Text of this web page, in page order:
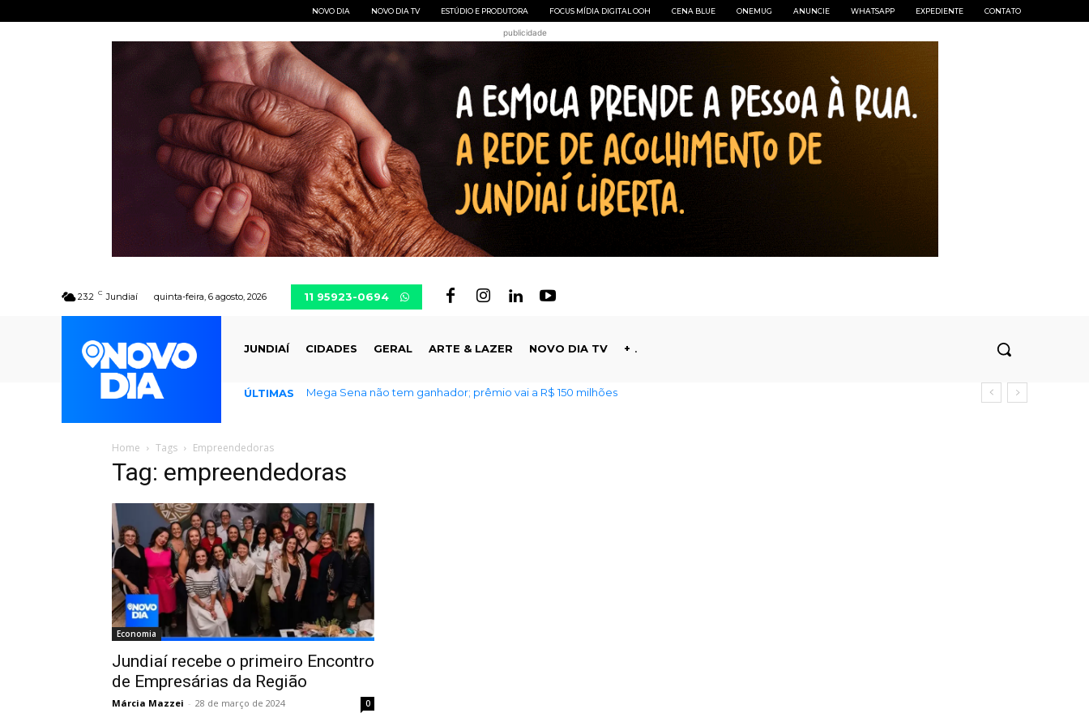
NOVO DIA NOVO DIA TV ESTÚDIO E PRODUTORA FOCUS MÍDIA DIGITAL OOH CENA BLUE ONEMUG ANUNCIE WHATSAPP EXPEDIENTE CONTATO
publicidade
23.2 C Jundiaí quinta-feira, 6 agosto, 2026 11 95923-0694
JUNDIAÍ CIDADES GERAL ARTE & LAZER NOVO DIA TV +
ÚLTIMAS Mega Sena não tem ganhador; prêmio vai a R$ 150 milhões
Home Tags Empreendedoras
Tag: empreendedoras
Economia
Jundiaí recebe o primeiro Encontro
de Empresárias da Região
Márcia Mazzei - 28 de março de 2024 0